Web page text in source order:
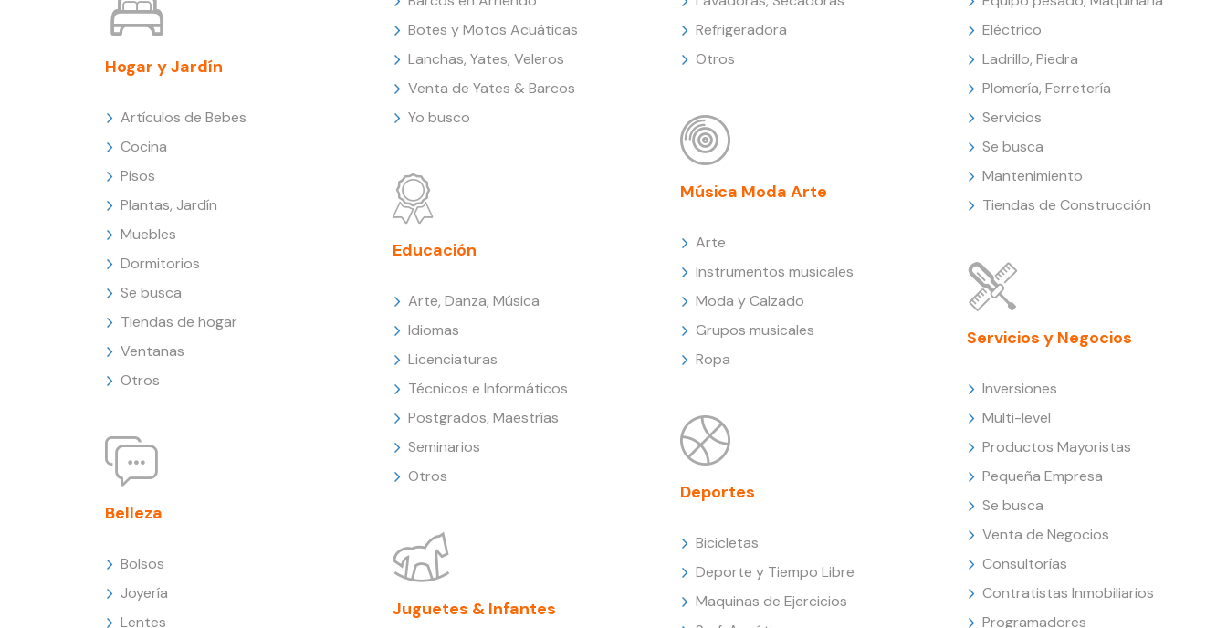
Hogar y Jardín
Artículos de Bebes
Cocina
Pisos
Plantas, Jardín
Muebles
Dormitorios
Se busca
Tiendas de hogar
Ventanas
Otros
Belleza
Bolsos
Joyería
Lentes
Botes y Motos Acuáticas
Lanchas, Yates, Veleros
Venta de Yates & Barcos
Yo busco
Educación
Arte, Danza, Música
Idiomas
Licenciaturas
Técnicos e Informáticos
Postgrados, Maestrías
Seminarios
Otros
Juguetes & Infantes
Refrigeradora
Otros
Música Moda Arte
Arte
Instrumentos musicales
Moda y Calzado
Grupos musicales
Ropa
Deportes
Bicicletas
Deporte y Tiempo Libre
Maquinas de Ejercicios
Eléctrico
Ladrillo, Piedra
Plomería, Ferretería
Servicios
Se busca
Mantenimiento
Tiendas de Construcción
Servicios y Negocios
Inversiones
Multi-level
Productos Mayoristas
Pequeña Empresa
Se busca
Venta de Negocios
Consultorías
Contratistas Inmobiliarios
Programadores